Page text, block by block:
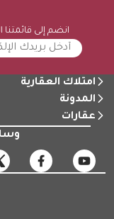
انضم إلى
امتلاك العقارية
المدونة
عقارات